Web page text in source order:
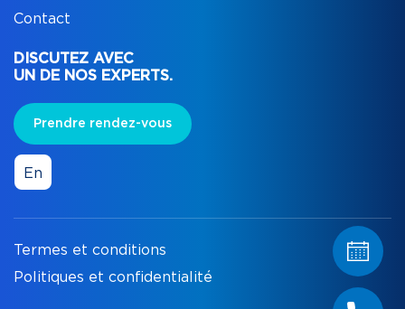
Contact
DISCUTEZ AVEC
UN DE NOS EXPERTS.
Prendre rendez-vous
En
Termes et conditions
Politiques et confidentialité